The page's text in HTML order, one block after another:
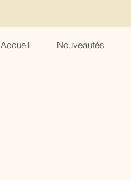
Accueil Nouveautés